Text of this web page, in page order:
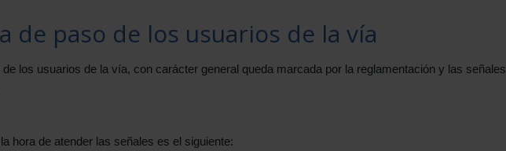
de paso de los usuarios de la vía
los usuarios de la vía, con carácter general queda marcada por la reglamentación y las señales
hora de atender las señales es el siguiente: